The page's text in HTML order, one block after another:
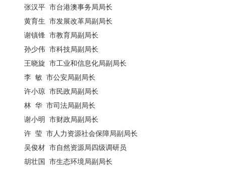
张汉平 市台港澳事务局局长
黄育生 市发展改革局副局长
谢镇锋 市教育局副局长
孙少伟 市科技局副局长
王晓旋 市工业和信息化局副局长
李 敏 市公安局副局长
许小琼 市民政局副局长
林 华 市司法局副局长
谢小明 市财政局副局长
许 莹 市人力资源社会保障局副局长
吴俊材 市自然资源局四级调研员
胡壮国 市生态环境局副局长